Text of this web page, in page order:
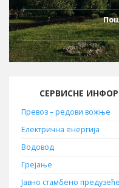
СЕРВИСНЕ
Превоз – редови вожње
Електрична енергија
Водовод
Грејање
Јавно стамбено предузеће